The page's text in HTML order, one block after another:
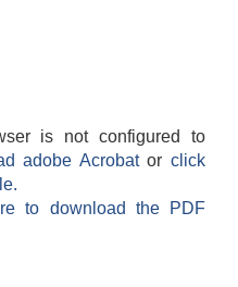
is not configured to
adobe Acrobatorclick
to download the PDF